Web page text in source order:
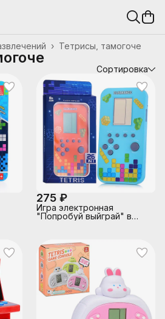
Тетрисы, тамогоче
›
Сортировка
275 ₽
Игра электронная
"Попробуй выйграй" в